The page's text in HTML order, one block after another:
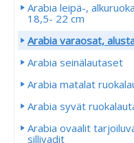
Arabia leipä-,
18,5- 22 cm
Arabia varaosat,
Arabia seinälautaset
Arabia matalat
Arabia syvät
Arabia ovaalit
sillivadit